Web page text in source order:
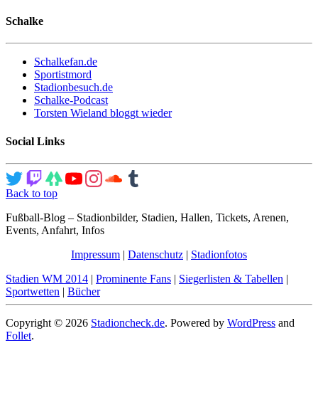
Schalke
Schalkefan.de
Sportistmord
Stadionbesuch.de
Schalke-Podcast
Torsten Wieland bloggt wieder
Social Links
Back to top
Fußball-Blog – Stadionbilder, Stadien, Hallen, Tickets, Arenen,
Events, Anfahrt, Infos
Impressum | Datenschutz | Stadionfotos
Stadien WM 2014 | Prominente Fans | Siegerlisten & Tabellen |
Sportwetten | Bücher
Copyright © 2026 Stadioncheck.de. Powered by WordPress and
Follet.